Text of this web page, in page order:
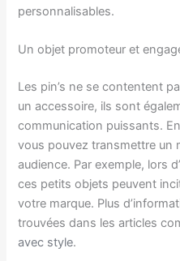
personnalisables.
Un objet promoteur et
Les pin’s ne se contentent
un accessoire, ils sont
communication puissants.
vous pouvez transmettre un
audience. Par exemple, lors
ces petits objets peuvent
votre marque. Plus
trouvées dans les articles
avec style.